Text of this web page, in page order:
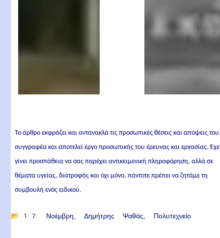
Το άρθρο εκφράζει και αντανακλά τις προσωπικές θέσεις και απόψεις του
συγγραφέα και αποτελεί έργο προσωπικής του έρευνας και εργασίας.
γίνει προσπάθεια να σας παρέχει αντικειμενική πληροφόρηση, αλλά σε
θέματα υγείας, διατροφής και όχι μόνο, πάντοτε πρέπει να ζητάμε τη
συμβουλή ενός ειδικού.
📂 17 Νοέμβρη Δημήτρης Ψαθάς Πολυτεχνείο